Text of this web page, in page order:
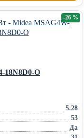
18N8D0-O
5.28
53
Да
-26 %